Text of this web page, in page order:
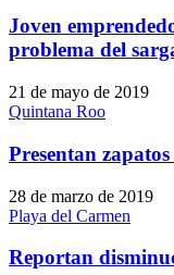
Joven
problema del
21 de mayo de 2019
Quintana Roo
Presentan
28 de marzo de 2019
Playa del Carmen
Reportan